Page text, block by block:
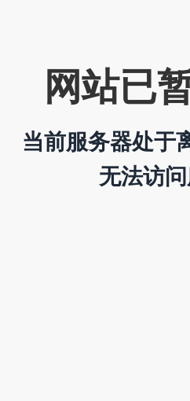
网站已
当前服务器处于
无法访问